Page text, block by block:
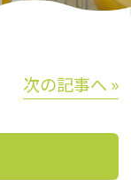
次の記事へ »